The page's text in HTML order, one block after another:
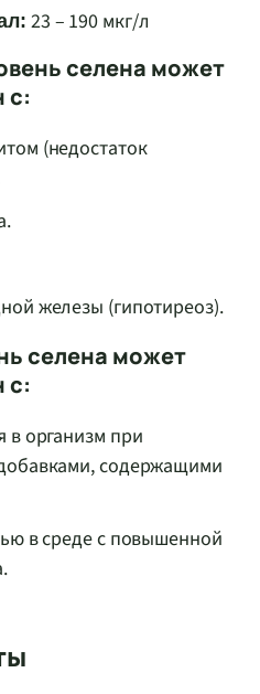
23 – 190 мкг/л
селена может
с:
(недостаток
железы (гипотиреоз).
селена может
с:
в организм при
содержащими
в среде с повышенной